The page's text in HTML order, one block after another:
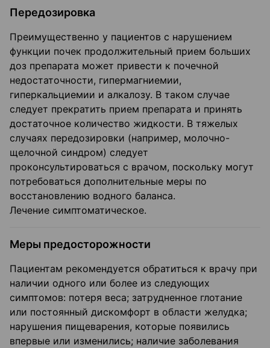
Передозировка
Преимущественно у пациентов с нарушением
функции почек продолжительный прием больших
доз препарата может привести к почечной
недостаточности, гипермагниемии,
гиперкальциемии и алкалозу. В таком случае
следует прекратить прием препарата и принять
достаточное количество жидкости. В тяжелых
случаях передозировки (например, молочно-
щелочной синдром) следует
проконсультироваться с врачом, поскольку могут
потребоваться дополнительные меры по
восстановлению водного баланса.
Лечение симптоматическое.
Меры предосторожности
Пациентам рекомендуется обратиться к врачу при
наличии одного или более из следующих
симптомов: потеря веса; затрудненное глотание
или постоянный дискомфорт в области желудка;
нарушения пищеварения, которые появились
впервые или изменились; наличие заболевания